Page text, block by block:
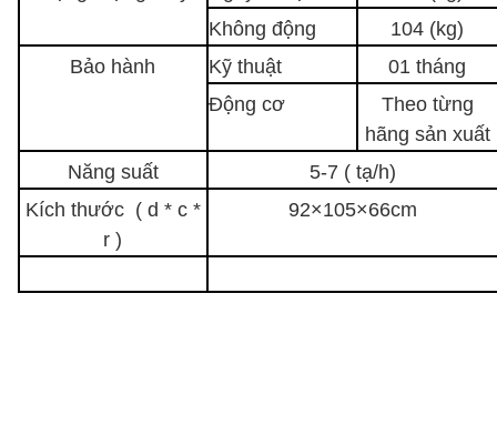
Không động
104 (kg)
Bảo hành
Kỹ thuật
01 tháng
Động cơ
Theo từng
hãng sản xuất
Năng suất
5-7 ( tạ/h)
Kích thước ( d * c *
r )
92×105×66cm